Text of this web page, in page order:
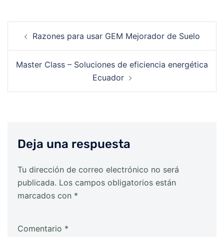
navigation
Razones para usar GEM Mejorador de Suelo
Master Class – Soluciones de eficiencia energética
Ecuador
Deja una respuesta
Tu dirección de correo electrónico no será
publicada. Los campos obligatorios están
marcados con *
Comentario *
Alternative: